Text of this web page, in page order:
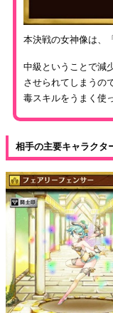
本決戦の女神像は、
中級ということで減
させられてしまうの
毒スキルをうまく使
相手の主要キャラクタ